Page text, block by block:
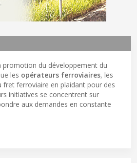
promotion du développement du
les opérateurs ferroviaires, les
fret ferroviaire en plaidant pour des
initiatives se concentrent sur
aux demandes en constante